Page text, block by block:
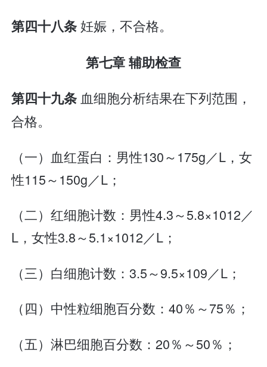
第四十八条妊娠，不合格。
第七章 辅助检查
第四十九条血细胞分析结果在下列范围，
合格。
（一）血红蛋白：男性130～175g／L，女
性115～150g／L；
（二）红细胞计数：男性4.3～5.8×1012／
L，女性3.8～5.1×1012／L；
（三）白细胞计数：3.5～9.5×109／L；
（四）中性粒细胞百分数：40％～75％；
（五）淋巴细胞百分数：20％～50％；